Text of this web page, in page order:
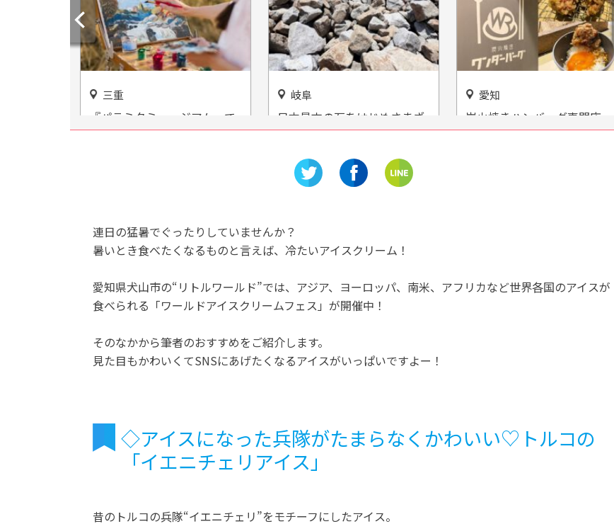
岐阜
日本最古の石をはじめさまざ
まな石と巡り合える！「日本
愛知
炭火焼きハンバーグ専門店
「炭火焼き ワンダーバーグ」
岐阜
こども陶器博物館 KIDSLAND
でオリジナル陶器を作っちゃ
連日の猛暑でぐったりしていませんか？
暑いとき食べたくなるものと言えば、冷たいアイスクリーム！
愛知県犬山市の“リトルワールド”では、アジア、ヨーロッパ、南米、アフリカなど世界各国のアイスが
食べられる「ワールドアイスクリームフェス」が開催中！
そのなかから筆者のおすすめをご紹介します。
見た目もかわいくてSNSにあげたくなるアイスがいっぱいですよー！
◇アイスになった兵隊がたまらなくかわいい♡トルコの
「イエニチェリアイス」
昔のトルコの兵隊“イエニチェリ”をモチーフにしたアイス。
春日井市
愛知
ン」